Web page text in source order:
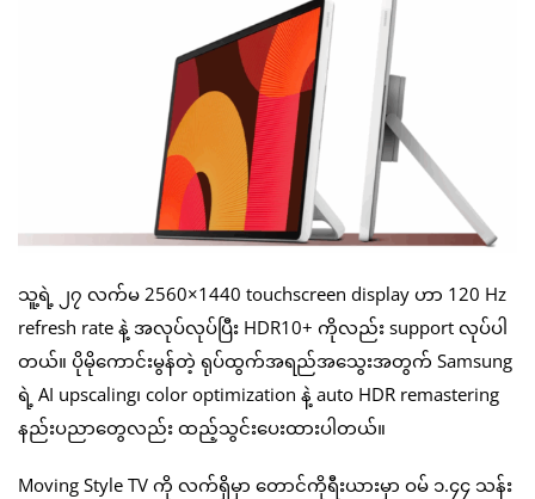
သူ့ရဲ့ ၂၇ လက်မ 2560×1440 touchscreen display ဟာ 120 Hz
refresh rate နဲ့ အလုပ်လုပ်ပြီး HDR10+ ကိုလည်း support လုပ်ပါ
တယ်။ ပိုမိုကောင်းမွန်တဲ့ ရုပ်ထွက်အရည်အသွေးအတွက် Samsung
ရဲ့ AI upscaling၊ color optimization နဲ့ auto HDR remastering
နည်းပညာတွေလည်း ထည့်သွင်းပေးထားပါတယ်။
Moving Style TV ကို လက်ရှိမှာ တောင်ကိုရီးယားမှာ ဝမ် ၁.၄၄ သန်း